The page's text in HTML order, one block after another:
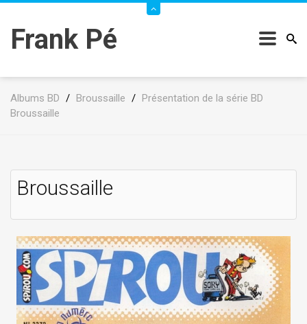
Frank Pé
Albums BD / Broussaille / Présentation de la série BD
Broussaille
Broussaille